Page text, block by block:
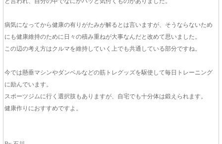
病気になってから健康の有りがたみが解るとは言いますが、そうならないため
にも健康維持のために日々の積み重ねが大事なんだと改めて思いました。
この辺の考え方はクルマを維持していく上でも共通している部分ですね。
今では懸垂マシンやダンベルなどの筋トレグッズを駆使して毎日トレーニング
に励んでいます。
スポーツジムに行く選択肢もありますが、自宅でも十分体は鍛えられます。
健康作りにおすすめですよ。